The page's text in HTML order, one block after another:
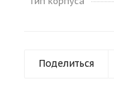
Поделиться